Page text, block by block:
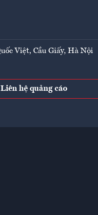
Việt, Cầu Giấy, Hà Nội
Liên hệ quảng cáo